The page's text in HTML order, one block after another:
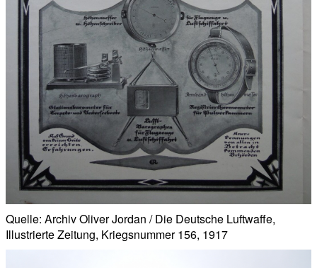
Quelle: Archiv Oliver Jordan / Die Deutsche Luftwaffe,
Illustrierte Zeitung, Kriegsnummer 156, 1917